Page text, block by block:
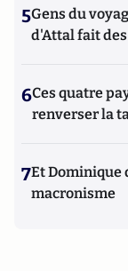
5Gens du
d'Attal fait
6Ces quatre
renverser la
7Et Dominique
macronisme